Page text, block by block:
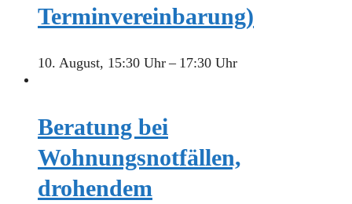
Terminvereinbarung)
10. August, 15:30 Uhr– 17:30 Uhr
Beratung bei
Wohnungsnotfällen,
drohendem